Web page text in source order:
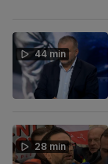
44 min
28 min